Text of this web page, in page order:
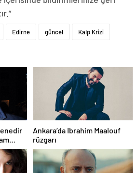
Edirne güncel Kalp Krizi
Ankara’da Ibrahim Maalouf
rüzgarı